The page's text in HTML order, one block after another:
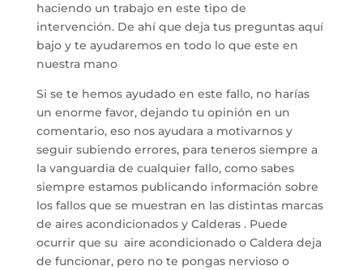
haciendo un trabajo en este tipo de
intervención. De ahí que deja tus preguntas aquí
bajo y te ayudaremos en todo lo que este en
nuestra mano
Si se te hemos ayudado en este fallo, no harías
un enorme favor, dejando tu opinión en un
comentario, eso nos ayudara a motivarnos y
seguir subiendo errores, para teneros siempre a
la vanguardia de cualquier fallo, como sabes
siempre estamos publicando información sobre
los fallos que se muestran en las distintas marcas
de aires acondicionados y Calderas . Puede
ocurrir que su aire acondicionado o Caldera deja
de funcionar, pero no te pongas nervioso o